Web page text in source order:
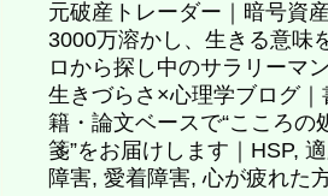
元破産トレーダー｜暗号資
3000万溶かし、生きる意味
ロから探し中のサラリーマン
生きづらさ×心理学ブログ｜
籍・論文ベースで“こころの
箋”をお届けします｜HSP,
障害, 愛着障害, 心が疲れた